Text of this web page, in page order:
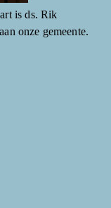
is ds. Rik
onze gemeente.